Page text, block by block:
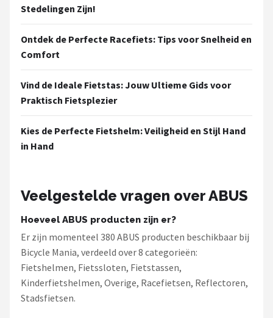
Stedelingen Zijn!
Ontdek de Perfecte Racefiets: Tips voor Snelheid en
Comfort
Vind de Ideale Fietstas: Jouw Ultieme Gids voor
Praktisch Fietsplezier
Kies de Perfecte Fietshelm: Veiligheid en Stijl Hand
in Hand
Veelgestelde vragen over ABUS
Hoeveel ABUS producten zijn er?
Er zijn momenteel 380 ABUS producten beschikbaar bij
Bicycle Mania, verdeeld over 8 categorieën:
Fietshelmen, Fietssloten, Fietstassen,
Kinderfietshelmen, Overige, Racefietsen, Reflectoren,
Stadsfietsen.